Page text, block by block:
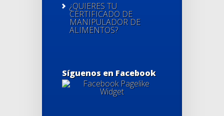
¿QUIERES TU
CERTIFICADO DE
MANIPULADOR DE
ALIMENTOS?
Síguenos en Facebook